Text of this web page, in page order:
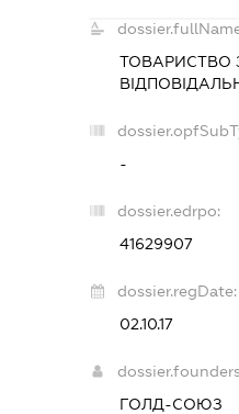
-
dossier.edrpo:
41629907
dossier.regDate:
02.10.17
ГОЛД-СОЮЗ